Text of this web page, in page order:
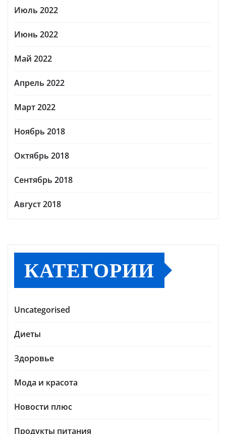
Июль 2022
Июнь 2022
Май 2022
Апрель 2022
Март 2022
Ноябрь 2018
Октябрь 2018
Сентябрь 2018
Август 2018
КАТЕГОРИИ
Uncategorised
Диеты
Здоровье
Мода и красота
Новости плюс
Продукты питания